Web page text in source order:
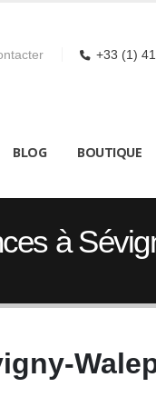
+33 (1)
BLOG BOUTIQUE
à